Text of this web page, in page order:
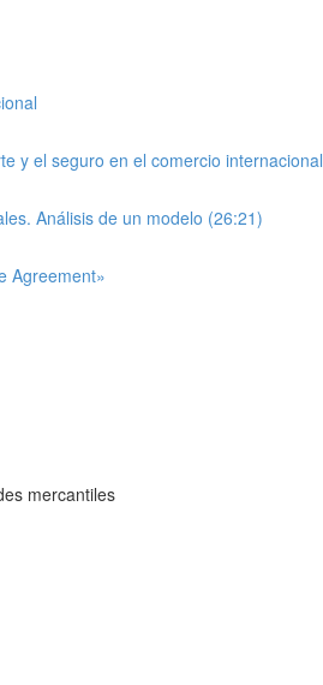
y el seguro en el comercio internacional
Análisis de un modelo (26:21)
Agreement»
mercantiles